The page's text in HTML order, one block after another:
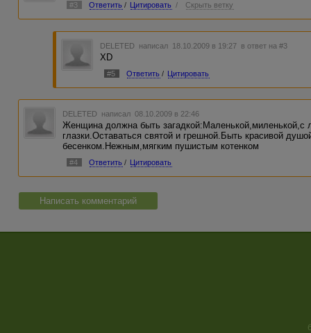
#3 Ответить / Цитировать / Скрыть ветку
DELETED написал 18.10.2009 в 19:27 в ответ на #3
XD
#5 Ответить / Цитировать
DELETED написал 08.10.2009 в 22:46
Женщина должна быть загадкой:Маленькой,миленькой,с
глазки.Оставаться святой и грешной.Быть красивой
бесенком.Нежным,мягким пушистым котенком
#4 Ответить / Цитировать
Написать комментарий